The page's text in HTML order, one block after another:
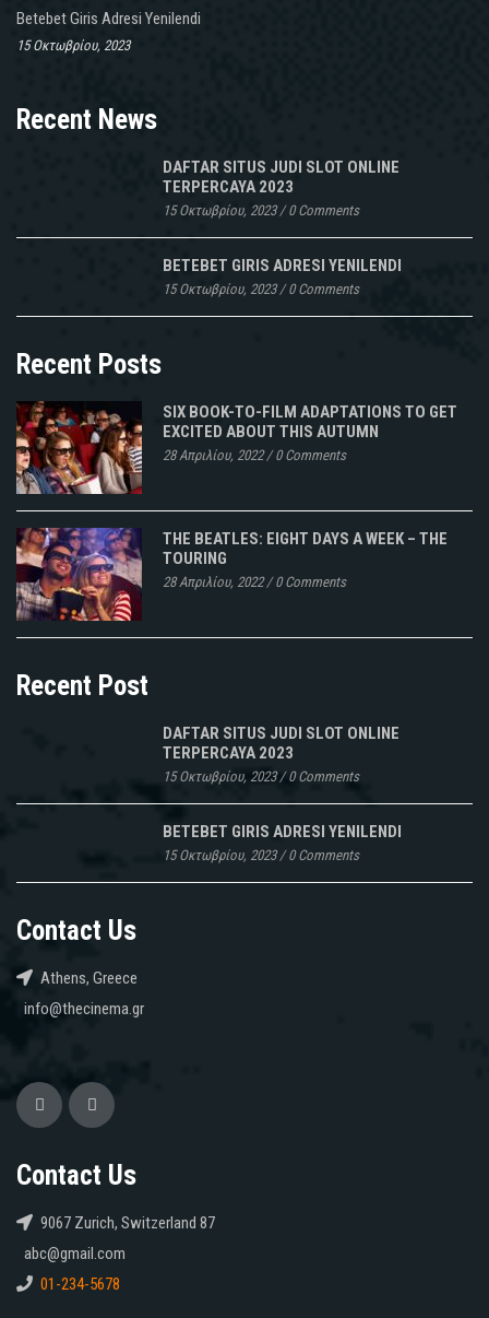
Betebet Giris Adresi Yenilendi
15 Οκτωβρίου, 2023
Recent News
DAFTAR SITUS JUDI SLOT ONLINE
TERPERCAYA 2023
15 Οκτωβρίου, 2023/0 Comments
BETEBET GIRIS ADRESI YENILENDI
15 Οκτωβρίου, 2023/0 Comments
Recent Posts
SIX BOOK-TO-FILM ADAPTATIONS TO GET
EXCITED ABOUT THIS AUTUMN
28 Απριλίου, 2022/0 Comments
THE BEATLES: EIGHT DAYS A WEEK – THE
TOURING
28 Απριλίου, 2022/0 Comments
Recent Post
DAFTAR SITUS JUDI SLOT ONLINE
TERPERCAYA 2023
15 Οκτωβρίου, 2023/0 Comments
BETEBET GIRIS ADRESI YENILENDI
15 Οκτωβρίου, 2023/0 Comments
Contact Us
Athens, Greece
info@thecinema.gr
Contact Us
9067 Zurich, Switzerland 87
abc@gmail.com
01-234-5678